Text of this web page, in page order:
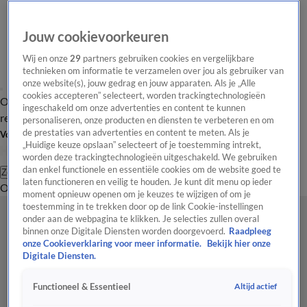
Overzicht Laatste nieuws Regionieuws Het beste van Hart
Tip de
redactie
Volg Hart van Nederland
Zoeken
OverzichtRegioUitzendingenWeerTip de redactiePanelVideo's
Jouw cookievoorkeuren
Wij en onze29 partners gebruiken cookies en vergelijkbare
technieken om informatie te verzamelen over jou als gebruiker van
onze website(s), jouw gedrag en jouw apparaten. Als je „Alle
cookies accepteren” selecteert, worden trackingtechnologieën
ingeschakeld om onze advertenties en content te kunnen
personaliseren, onze producten en diensten te verbeteren en om
de prestaties van advertenties en content te meten. Als je
„Huidige keuze opslaan” selecteert of je toestemming intrekt,
worden deze trackingtechnologieën uitgeschakeld. We gebruiken
dan enkel functionele en essentiële cookies om de website goed te
laten functioneren en veilig te houden. Je kunt dit menu op ieder
moment opnieuw openen om je keuzes te wijzigen of om je
toestemming in te trekken door op de link Cookie-instellingen
onder aan de webpagina te klikken. Je selecties zullen overal
binnen onze Digitale Diensten worden doorgevoerd. Raadpleeg
onze Cookieverklaring voor meer informatie.
Bekijk hier onze
Digitale Diensten.
Functioneel & Essentieel Altijd actief